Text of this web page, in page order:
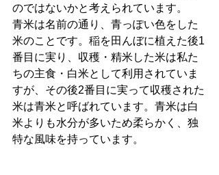
のではないかと考えられています。
青米は名前の通り、青っぽい色をした
米のことです。稲を田んぼに植えた後1
番目に実り、収穫・精米した米は私た
ちの主食・白米として利用されていま
すが、その後2番目に実って収穫された
米は青米と呼ばれています。青米は白
米よりも水分が多いため柔らかく、独
特な風味を持っています。